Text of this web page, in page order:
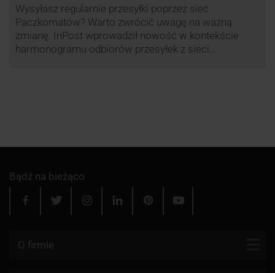
Wysyłasz regularnie przesyłki poprzez sieć
Paczkomatów? Warto zwrócić uwagę na ważną
zmianę. InPost wprowadził nowość w kontekście
harmonogramu odbiorów przesyłek z sieci
Bądź na bieżąco
O firmie